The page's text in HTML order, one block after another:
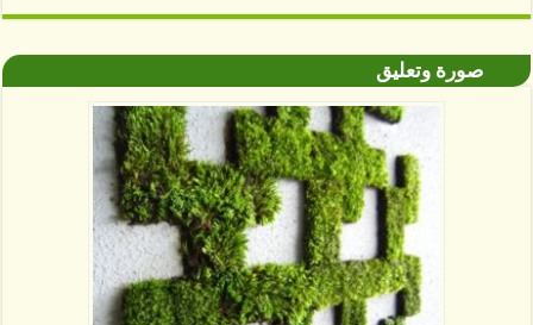
صورة وتعليق